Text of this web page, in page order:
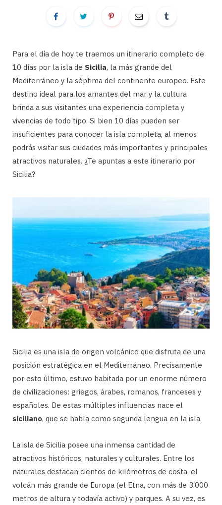
Para el día de hoy te traemos un itinerario completo de
10 días por la isla de Sicilia, la más grande del
Mediterráneo y la séptima del continente europeo. Este
destino ideal para los amantes del mar y la cultura
brinda a sus visitantes una experiencia completa y
vivencias de todo tipo. Si bien 10 días pueden ser
insuficientes para conocer la isla completa, al menos
podrás visitar sus ciudades más importantes y principales
atractivos naturales. ¿Te apuntas a este itinerario por
Sicilia?
Sicilia es una isla de origen volcánico que disfruta de una
posición estratégica en el Mediterráneo. Precisamente
por esto último, estuvo habitada por un enorme número
de civilizaciones: griegos, árabes, romanos, franceses y
españoles. De estas múltiples influencias nace el
siciliano, que se habla como segunda lengua en la isla.
La isla de Sicilia posee una inmensa cantidad de
atractivos históricos, naturales y culturales. Entre los
naturales destacan cientos de kilómetros de costa, el
volcán más grande de Europa (el Etna, con más de 3.000
metros de altura y todavía activo) y parques. A su vez, es